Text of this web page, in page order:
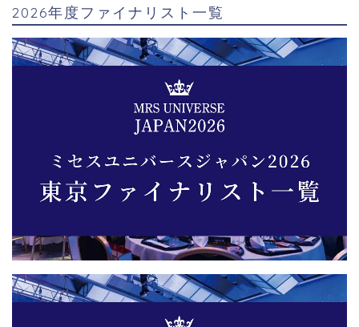
2026年度ファイナリスト一覧